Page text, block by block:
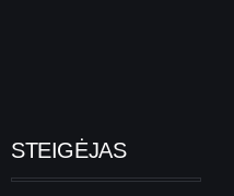
STEIGĖJAS